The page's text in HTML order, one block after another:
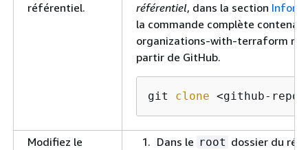
référentiel.
référentiel, dans la section
la commande complète
organizations-with-terraform
partir de GitHub.
git clone <github-
Modifiez le
Dans le root dossier du